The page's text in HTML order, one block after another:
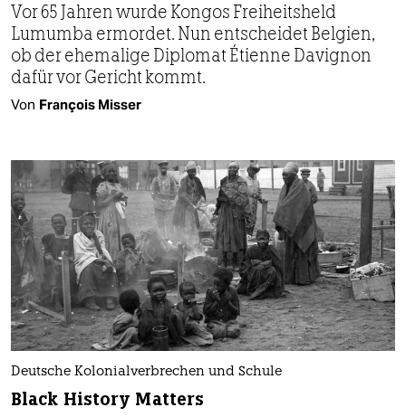
Vor 65 Jahren wurde Kongos Freiheitsheld
Lumumba ermordet. Nun entscheidet Belgien,
ob der ehemalige Diplomat Étienne Davignon
dafür vor Gericht kommt.
Von François Misser
Deutsche Kolonialverbrechen und Schule
Black History Matters